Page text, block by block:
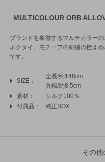
MULTICOLOUR ORB
ブランドを象徴するマルチカラー
ネクタイ。モチーフの刺繍の控え
です。
SIZE
全長/約148cm
先幅/約8.5cm
素材
シルク100％
付属品
純正BOX
その他